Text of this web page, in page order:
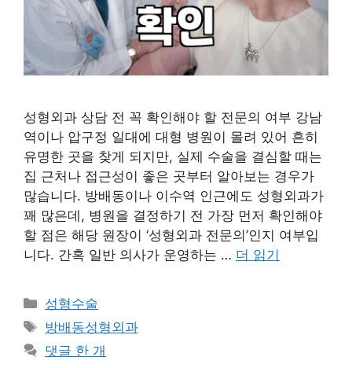
성형외과 상담 전 꼭 확인해야 할 전문의 여부 강남
역이나 압구정 일대에 대형 병원이 몰려 있어 흔히
유명한 곳을 찾게 되지만, 실제 수술을 결심할 때는
집 근처나 접근성이 좋은 곳부터 알아보는 경우가
많습니다. 방배동이나 이수역 인근에도 성형외과가
꽤 많은데, 병원을 결정하기 전 가장 먼저 확인해야
할 점은 해당 원장이 ‘성형외과 전문의’인지 여부입
니다. 간혹 일반 의사가 운영하는 … 더 읽기
카
테
고
리
성형수술
태
그
방배동성형외과
댓글 한 개